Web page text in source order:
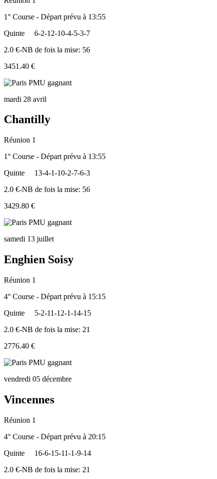
1° Course - Départ prévu à 13:55
Quinte
6-2-12-10-4-5-3-7
2.0 €-NB de fois la mise: 56
3451.40 €
mardi 28 avril
Chantilly
Réunion 1
1° Course - Départ prévu à 13:55
Quinte
13-4-1-10-2-7-6-3
2.0 €-NB de fois la mise: 56
3429.80 €
samedi 13 juillet
Enghien Soisy
Réunion 1
4° Course - Départ prévu à 15:15
Quinte
5-2-11-12-1-14-15
2.0 €-NB de fois la mise: 21
2776.40 €
vendredi 05 décembre
Vincennes
Réunion 1
4° Course - Départ prévu à 20:15
Quinte
16-6-15-11-1-9-14
2.0 €-NB de fois la mise: 21